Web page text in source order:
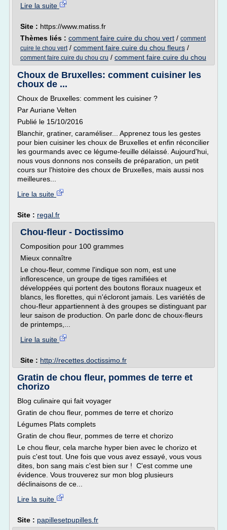
Lire la suite
Site : https://www.matiss.fr
Thèmes liés : comment faire cuire du chou vert / comment
cuire le chou vert/ comment faire cuire du chou fleurs /
comment faire cuire du chou cru / comment faire cuire du chou
Choux de Bruxelles: comment cuisiner les
choux de ...
Choux de Bruxelles: comment les cuisiner ?
Par Auriane Velten
Publié le 15/10/2016
Blanchir, gratiner, caraméliser... Apprenez tous les gestes
pour bien cuisiner les choux de Bruxelles et enfin réconcilier
les gourmands avec ce légume-feuille délaissé. Aujourd'hui,
nous vous donnons nos conseils de préparation, un petit
cours sur l'histoire des choux de Bruxelles, mais aussi nos
meilleures...
Lire la suite
Site : regal.fr
Chou-fleur - Doctissimo
Composition pour 100 grammes
Mieux connaître
Le chou-fleur, comme l'indique son nom, est une
inflorescence, un groupe de tiges ramifiées et
développées qui portent des boutons floraux nuageux et
blancs, les florettes, qui n'écloront jamais. Les variétés de
chou-fleur appartiennent à des groupes se distinguant par
leur saison de production. On parle donc de choux-fleurs
de printemps,...
Lire la suite
Site : http://recettes.doctissimo.fr
Gratin de chou fleur, pommes de terre et
chorizo
Blog culinaire qui fait voyager
Gratin de chou fleur, pommes de terre et chorizo
Légumes Plats complets
Gratin de chou fleur, pommes de terre et chorizo
Le chou fleur, cela marche hyper bien avec le chorizo et
puis c'est tout. Une fois que vous avez essayé, vous vous
dites, bon sang mais c'est bien sur ! C'est comme une
évidence. Vous trouverez sur mon blog plusieurs
déclinaisons de ce...
Lire la suite
Site : papillesetpupilles.fr